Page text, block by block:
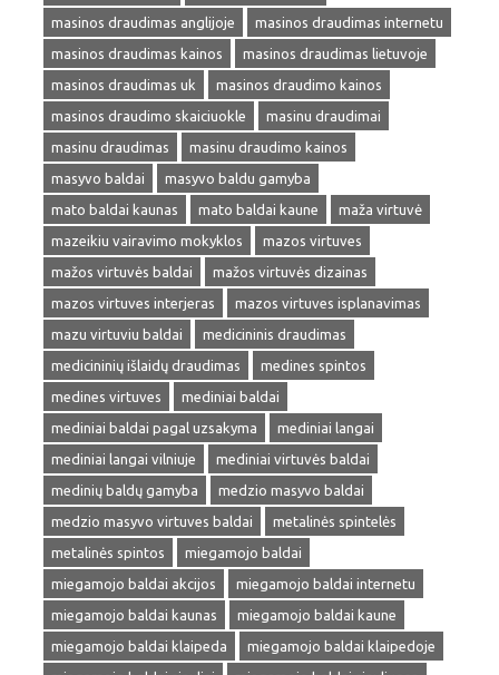
masinos draudimas anglijoje
masinos draudimas internetu
masinos draudimas kainos
masinos draudimas lietuvoje
masinos draudimas uk
masinos draudimo kainos
masinos draudimo skaiciuokle
masinu draudimai
masinu draudimas
masinu draudimo kainos
masyvo baldai
masyvo baldu gamyba
mato baldai kaunas
mato baldai kaune
maža virtuvė
mazeikiu vairavimo mokyklos
mazos virtuves
mažos virtuvės baldai
mažos virtuvės dizainas
mazos virtuves interjeras
mazos virtuves isplanavimas
mazu virtuviu baldai
medicininis draudimas
medicininių išlaidų draudimas
medines spintos
medines virtuves
mediniai baldai
mediniai baldai pagal uzsakyma
mediniai langai
mediniai langai vilniuje
mediniai virtuvės baldai
medinių baldų gamyba
medzio masyvo baldai
medzio masyvo virtuves baldai
metalinės spintelės
metalinės spintos
miegamojo baldai
miegamojo baldai akcijos
miegamojo baldai internetu
miegamojo baldai kaunas
miegamojo baldai kaune
miegamojo baldai klaipeda
miegamojo baldai klaipedoje